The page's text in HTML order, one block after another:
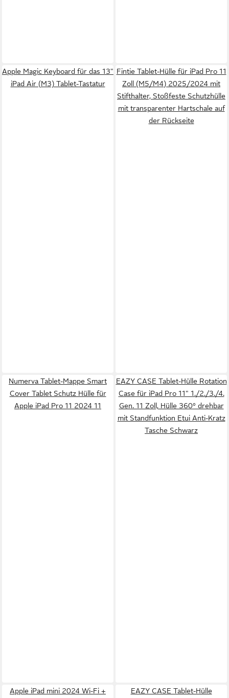
Apple Magic Keyboard für das 13"
iPad Air (M3) Tablet-Tastatur
Fintie Tablet-Hülle für iPad Pro 11
Zoll (M5/M4) 2025/2024 mit
Stifthalter, Stoßfeste Schutzhülle
mit transparenter Hartschale auf
der Rückseite
Numerva Tablet-Mappe Smart
Cover Tablet Schutz Hülle für
Apple iPad Pro 11 2024 11
EAZY CASE Tablet-Hülle Rotation
Case für iPad Pro 11" 1./2./3./4.
Gen. 11 Zoll, Hülle 360° drehbar
mit Standfunktion Etui Anti-Kratz
Tasche Schwarz
Apple iPad mini 2024 Wi-Fi +
EAZY CASE Tablet-Hülle